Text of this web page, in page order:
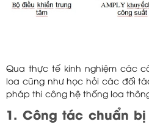
Qua thực tế kinh nghiệm các
loa cũng như học hỏi các đối
pháp thi công hệ thống loa
1. Công tác chuẩn